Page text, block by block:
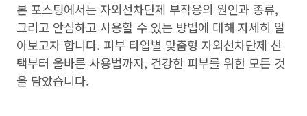
본 포스팅에서는 자외선차단제 부작용의 원인과 종류,
그리고 안심하고 사용할 수 있는 방법에 대해 자세히 알
아보고자 합니다. 피부 타입별 맞춤형 자외선차단제 선
택부터 올바른 사용법까지, 건강한 피부를 위한 모든 것
을 담았습니다.